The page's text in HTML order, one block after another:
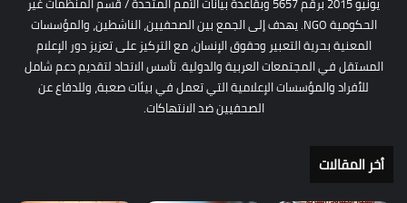
الحكومية NGO. يهدف إلى الجمع بين الصحفيين، الناشطين، والمؤسسات
المعنية بحرية التعبير وحقوق الإنسان، مع التركيز على تعزيز دور الإعلام
المستقل في المجتمعات العربية والدولية. تأسس الاتحاد لتقديم دعم شامل
للأفراد والمؤسسات الإعلامية التي تعمل في بيئات صعبة، وللدفاع عن
الصحفيين ضد الانتهاكات.
أخر المقالات